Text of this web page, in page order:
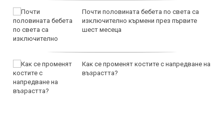
Почти половината бебета по света са
изключително кърмени през първите
шест месеца
Как се променят костите с напредване на
възрастта?